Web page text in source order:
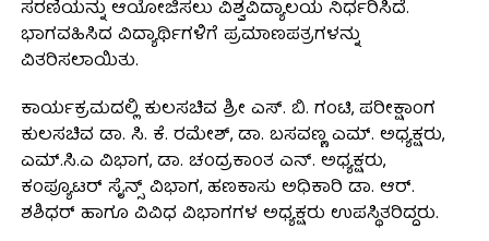
ಸರಣಿಯನ್ನು ಆಯೋಜಿಸಲು ವಿಶ್ವವಿದ್ಯಾಲಯ ನಿರ್ಧರಿಸಿದೆ.
ಭಾಗವಹಿಸಿದ ವಿದ್ಯಾರ್ಥಿಗಳಿಗೆ ಪ್ರಮಾಣಪತ್ರಗಳನ್ನು
ವಿತರಿಸಲಾಯಿತು.
ಕಾರ್ಯಕ್ರಮದಲ್ಲಿ ಕುಲಸಚಿವ ಶ್ರೀ ಎಸ್. ಬಿ. ಗಂಟಿ, ಪರೀಕ್ಷಾಂಗ
ಕುಲಸಚಿವ ಡಾ. ಸಿ. ಕೆ. ರಮೇಶ್, ಡಾ. ಬಸವಣ್ಣ ಎಮ್. ಅಧ್ಯಕ್ಷರು,
ಎಮ್.ಸಿ.ಎ ವಿಭಾಗ, ಡಾ. ಚಂದ್ರಕಾಂತ ಎನ್. ಅಧ್ಯಕ್ಷರು,
ಕಂಪ್ಯೂಟರ್ ಸೈನ್ಸ್ ವಿಭಾಗ, ಹಣಕಾಸು ಅಧಿಕಾರಿ ಡಾ. ಆರ್.
ಶಶಿಧರ್ ಹಾಗೂ ವಿವಿಧ ವಿಭಾಗಗಳ ಅಧ್ಯಕ್ಷರು ಉಪಸ್ಥಿತರಿದ್ದರು.